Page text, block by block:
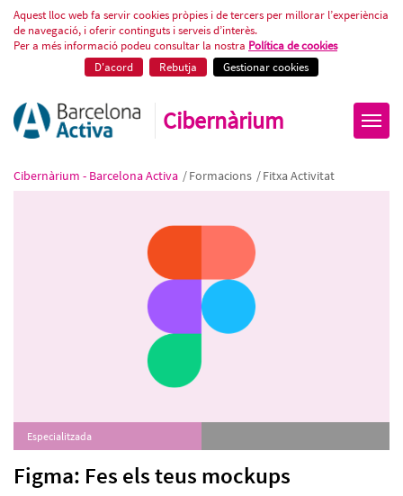
Figma: Fes els teus mockups
Aquest lloc web fa servir cookies pròpies i de tercers per millorar l’experiència
de navegació, i oferir continguts i serveis d’interès.
Per a més informació podeu consultar la nostra Política de cookies
D'acord
Rebutja Gestionar cookies
Cibernàrium
Cibernàrium - Barcelona Activa /Formacions /Fitxa Activitat
Especialitzada
Figma: Fes els teus mockups